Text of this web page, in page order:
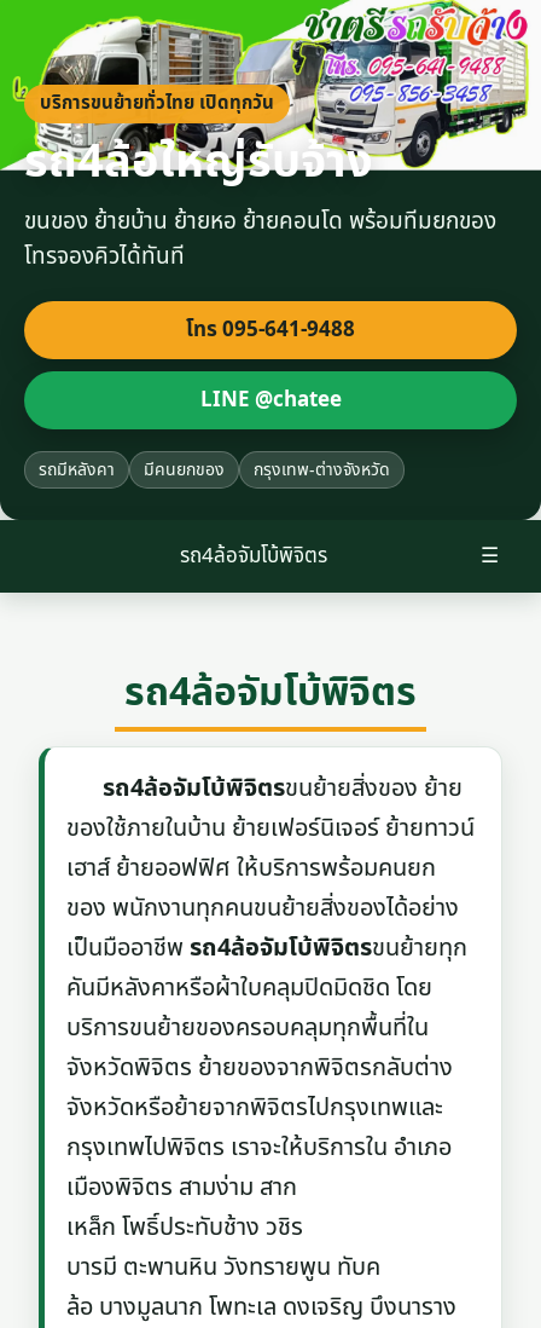
บริการขนย้ายทั่วไทย เปิดทุกวัน
รถ4ล้อใหญ่รับจ้าง
ขนของ ย้ายบ้าน ย้ายหอ ย้ายคอนโด พร้อมทีมยกของ
โทรจองคิวได้ทันที
โทร 095-641-9488
LINE @chatee
รถมีหลังคา มีคนยกของ กรุงเทพ-ต่างจังหวัด
☰
รถ4ล้อจัมโบ้พิจิตร
รถ4ล้อจัมโบ้พิจิตร
รถ4ล้อจัมโบ้พิจิตรขนย้ายสิ่งของ ย้าย
ของใช้ภายในบ้าน ย้ายเฟอร์นิเจอร์ ย้ายทาวน์
เฮาส์ ย้ายออฟฟิศ ให้บริการพร้อมคนยก
ของ พนักงานทุกคนขนย้ายสิ่งของได้อย่าง
เป็นมืออาชีพรถ4ล้อจัมโบ้พิจิตรขนย้ายทุก
คันมีหลังคาหรือผ้าใบคลุมปิดมิดชิด โดย
บริการขนย้ายของครอบคลุมทุกพื้นที่ใน
จังหวัดพิจิตร ย้ายของจากพิจิตรกลับต่าง
จังหวัดหรือย้ายจากพิจิตรไปกรุงเทพและ
กรุงเทพไปพิจิตร เราจะให้บริการใน อำเภอ
เมืองพิจิตร สามง่าม สาก
เหล็ก โพธิ์ประทับช้าง วชิร
บารมี ตะพานหิน วังทรายพูน ทับค
ล้อ บางมูลนาก โพทะเล ดงเจริญ บึงนาราง